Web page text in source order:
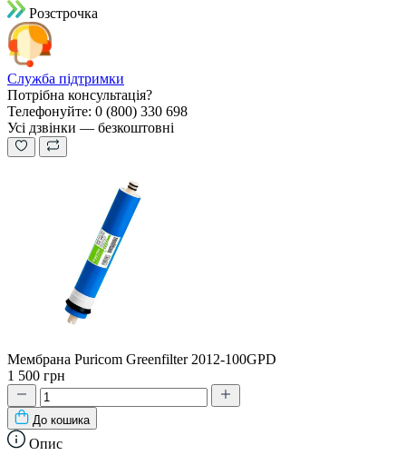
Розстрочка
Служба підтримки
Потрібна консультація?
Телефонуйте: 0 (800) 330 698
Усі дзвінки — безкоштовні
Мембрана Puricom Greenfilter 2012-100GPD
1 500 грн
До кошика
Опис